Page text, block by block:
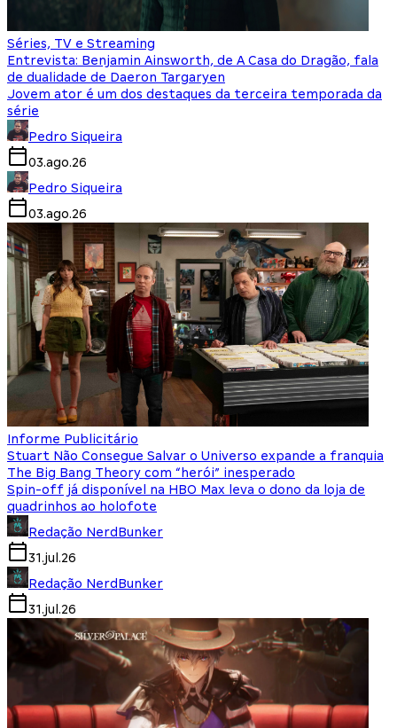
Séries, TV e Streaming
Entrevista: Benjamin Ainsworth, de A Casa do Dragão, fala
de dualidade de Daeron Targaryen
Jovem ator é um dos destaques da terceira temporada da
série
Pedro Siqueira
03.ago.26
Pedro Siqueira
03.ago.26
Informe Publicitário
Stuart Não Consegue Salvar o Universo expande a franquia
The Big Bang Theory com “herói” inesperado
Spin-off já disponível na HBO Max leva o dono da loja de
quadrinhos ao holofote
Redação NerdBunker
31.jul.26
Redação NerdBunker
31.jul.26